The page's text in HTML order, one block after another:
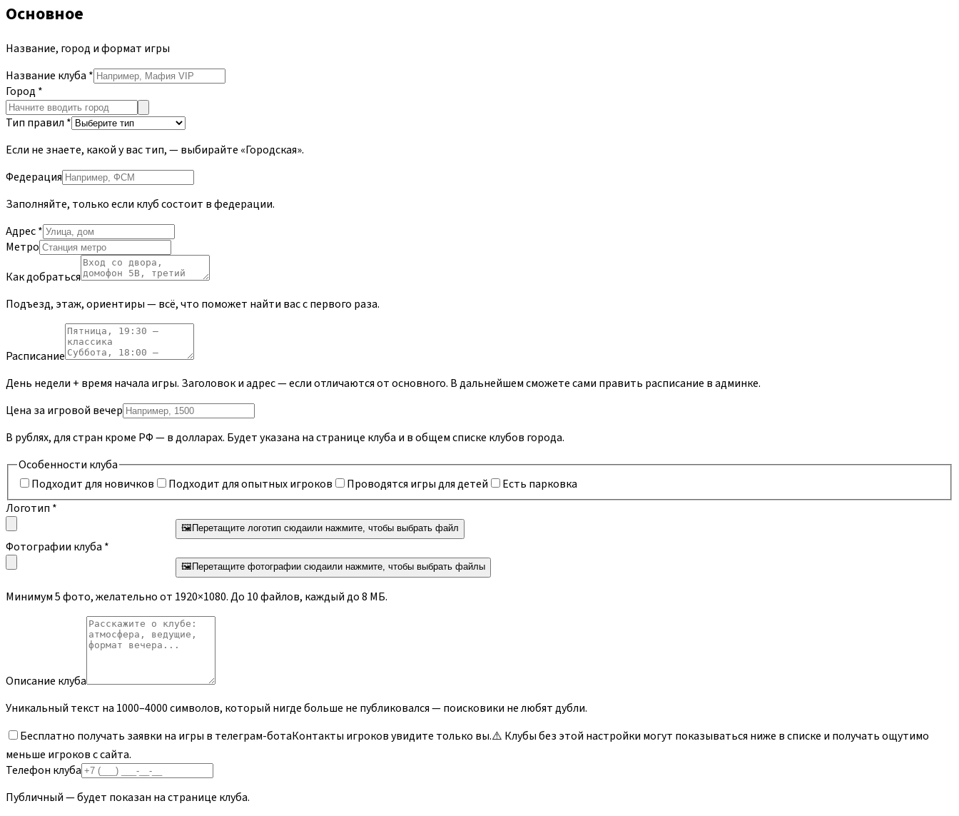
Основное
Название, город и формат игры
Название клуба *
Город *
Тип правил*
Если не знаете, какой у вас тип, — выбирайте «Городская».
Федерация
Заполняйте, только если клуб состоит в федерации.
Адрес*
Метро
Как добраться
Подъезд, этаж, ориентиры — всё, что поможет найти вас с первого раза.
Расписание
День недели + время начала игры. Заголовок и адрес — если отличаются от основного. В дальнейшем сможете сами править расписание в админке.
Цена за игровой вечер
В рублях, для стран кроме РФ — в долларах. Будет указана на странице клуба и в общем списке клубов города.
Особенности клуба
Подходит для новичков
Подходит для опытных игроков Проводятся игры для детей
Есть парковка
Логотип *
🖼️ Перетащите логотип сюдаили нажмите, чтобы выбрать файл
Фотографии клуба *
🖼️ Перетащите фотографии сюдаили нажмите, чтобы выбрать файлы
Минимум5фото, желательно от 1920×1080. До 10файлов, каждый до8 МБ.
Описание клуба
Уникальный текст на 1000–4000 символов, который нигде больше не публиковался — поисковики не любят дубли.
Бесплатно получать заявки на игры в телеграм-ботаКонтакты игроков увидите только вы.⚠️ Клубы без этой настройки могут показываться ниже в списке и получать ощутимо
меньше игроков с сайта.
Телефон клуба
Публичный — будет показан на странице клуба.